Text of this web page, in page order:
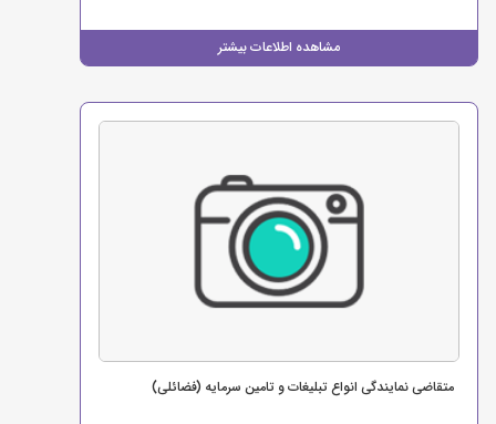
مشاهده اطلاعات بیشتر
متقاضی نمایندگی انواع تبلیغات و تامین سرمایه (فضائلی)